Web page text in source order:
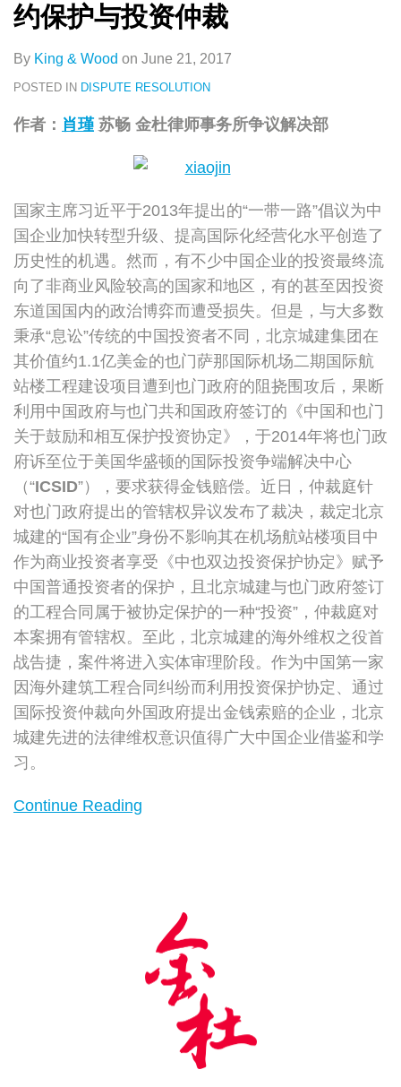
约保护与投资仲裁
By King & Wood on June 21, 2017
POSTED IN DISPUTE RESOLUTION
作者： 肖瑾 苏畅 金杜律师事务所争议解决部
国家主席习近平于2013年提出的“一带一路”倡议为中
国企业加快转型升级、提高国际化经营化水平创造了
历史性的机遇。然而，有不少中国企业的投资最终流
向了非商业风险较高的国家和地区，有的甚至因投资
东道国国内的政治博弈而遭受损失。但是，与大多数
秉承“息讼”传统的中国投资者不同，北京城建集团在
其价值约1.1亿美金的也门萨那国际机场二期国际航
站楼工程建设项目遭到也门政府的阻挠围攻后，果断
利用中国政府与也门共和国政府签订的《中国和也门
关于鼓励和相互保护投资协定》，于2014年将也门政
府诉至位于美国华盛顿的国际投资争端解决中心
（“ICSID”），要求获得金钱赔偿。近日，仲裁庭针
对也门政府提出的管辖权异议发布了裁决，裁定北京
城建的“国有企业”身份不影响其在机场航站楼项目中
作为商业投资者享受《中也双边投资保护协定》赋予
中国普通投资者的保护，且北京城建与也门政府签订
的工程合同属于被协定保护的一种“投资”，仲裁庭对
本案拥有管辖权。至此，北京城建的海外维权之役首
战告捷，案件将进入实体审理阶段。作为中国第一家
因海外建筑工程合同纠纷而利用投资保护协定、通过
国际投资仲裁向外国政府提出金钱索赔的企业，北京
城建先进的法律维权意识值得广大中国企业借鉴和学
习。
Continue Reading
新
武
约
与
投
仲
裁